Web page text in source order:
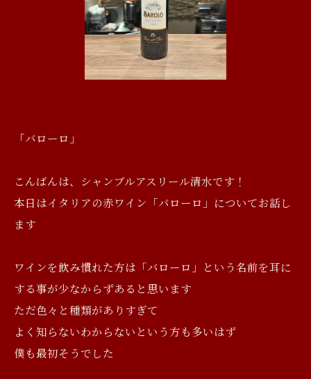
「バローロ」
こんばんは、シャンブルアスリール清水です！
本日はイタリアの赤ワイン「バローロ」についてお話し
ます
ワインを飲み慣れた方は「バローロ」という名前を耳に
する事が少なからずあると思います
ただ色々と種類がありすぎて
よく知らないわからないという方も多いはず
僕も最初そうでした